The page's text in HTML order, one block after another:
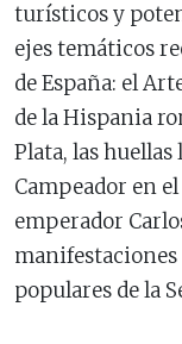
turísticos y
ejes temáticos
de España: el
de la Hispania
Plata, las
Campeador en
emperador
populares de la